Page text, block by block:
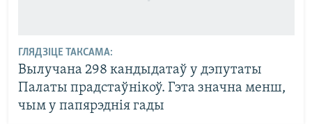
ГЛЯДЗІЦЕ ТАКСАМА:
Вылучана 298 кандыдатаў у дэпутаты
Палаты прадстаўнікоў. Гэта значна менш,
чым у папярэднія гады